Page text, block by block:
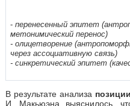
- перенесенный эпитет
метонимический перенос)
- олицетворение
через ассоциативную связь)
- синкретический эпитет
В результате анализа
И. Макьюэна выяснилось,